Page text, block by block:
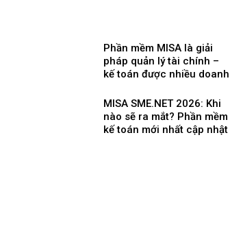
Phần mềm MISA là giải
pháp quản lý tài chính –
kế toán được nhiều doanh
MISA SME.NET 2026: Khi
nào sẽ ra mắt? Phần mềm
kế toán mới nhất cập nhật